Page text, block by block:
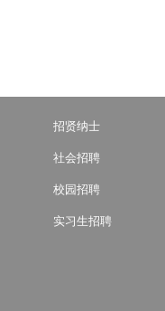
招贤纳士
社会招聘
校园招聘
实习生招聘